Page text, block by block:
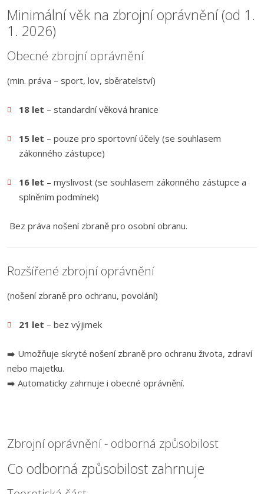
Minimální věk na zbrojní oprávnění (od 1.
1. 2026)
Obecné zbrojní oprávnění
(min. práva – sport, lov, sběratelství)
18 let – standardní věková hranice
15 let – pouze pro sportovní účely (se souhlasem
zákonného zástupce)
16 let – myslivost (se souhlasem zákonného zástupce a
splněním podmínek)
Bez práva nošení zbraně pro osobní obranu.
Rozšířené zbrojní oprávnění
(nošení zbraně pro ochranu, povolání)
21 let – bez výjimek
➡️ Umožňuje skryté nošení zbraně pro ochranu života, zdraví
nebo majetku.
➡️ Automaticky zahrnuje i obecné oprávnění.
Zbrojní oprávnění - odborná způsobilost
Co odborná způsobilost zahrnuje